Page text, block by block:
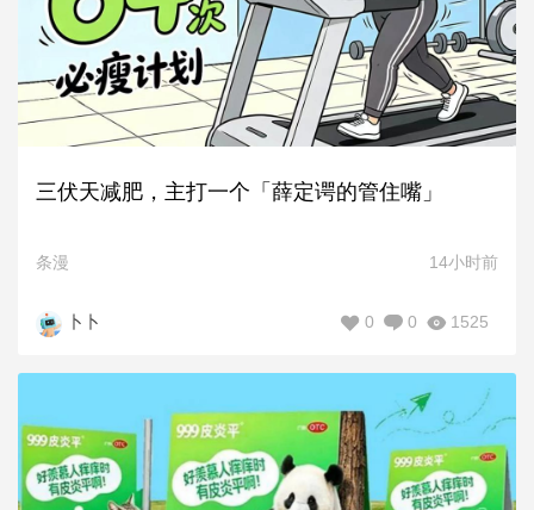
三伏天减肥，主打一个「薛定谔的管住嘴」
条漫 14小时前
卜卜 1525
0
0